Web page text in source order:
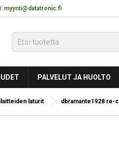
myynti@datatronic.fi
PALVELUT JA HUOLTO
laturit dbramante1928 re-